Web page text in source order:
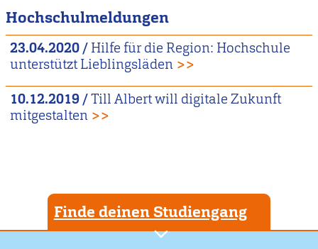
Hochschulmeldungen
23.04.2020 / Hilfe für die Region: Hochschule
unterstützt Lieblingsläden >>
10.12.2019 /Till Albert will digitale Zukunft
mitgestalten >>
Finde deinen Studiengang